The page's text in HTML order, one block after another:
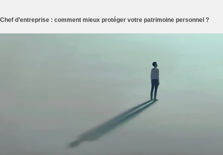
Chef d’entreprise : comment mieux protéger votre patrimoine personnel ?